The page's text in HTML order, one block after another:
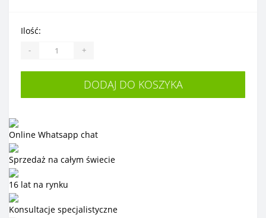
Ilość:
- +
DODAJ DO KOSZYKA
Online Whatsapp chat
Sprzedaż na całym świecie
16 lat na rynku
Konsultacje specjalistyczne